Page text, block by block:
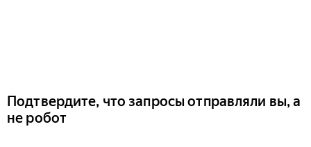
Подтвердите, что запросы отправляли вы, а
не робот